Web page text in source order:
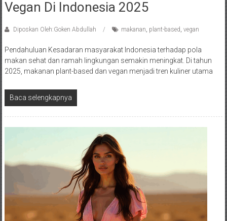
Vegan Di Indonesia 2025
Diposkan Oleh:Goken Abdullah makanan, plant-based, vegan
Pendahuluan Kesadaran masyarakat Indonesia terhadap pola
makan sehat dan ramah lingkungan semakin meningkat. Di tahun
2025, makanan plant-based dan vegan menjadi tren kuliner utama
Baca selengkapnya